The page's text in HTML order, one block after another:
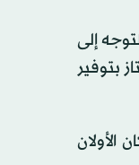
إلى
بتوفير
البنكان الأولان